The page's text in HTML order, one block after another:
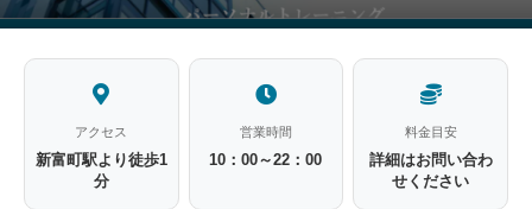
アクセス
新富町駅より徒歩1
分
営業時間
10：00～22：00
料金目安
詳細はお問い合わ
せください